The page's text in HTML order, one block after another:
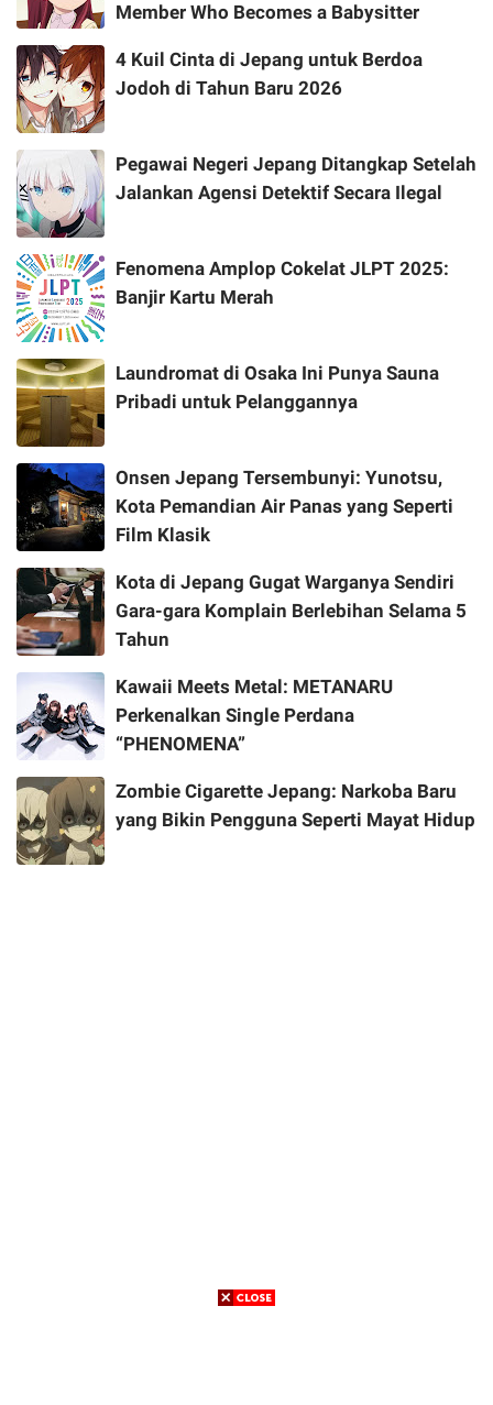
Member Who Becomes a Babysitter
4 Kuil Cinta di Jepang untuk Berdoa
Jodoh di Tahun Baru 2026
Pegawai Negeri Jepang Ditangkap Setelah
Jalankan Agensi Detektif Secara Ilegal
Fenomena Amplop Cokelat JLPT 2025:
Banjir Kartu Merah
Laundromat di Osaka Ini Punya Sauna
Pribadi untuk Pelanggannya
Onsen Jepang Tersembunyi: Yunotsu,
Kota Pemandian Air Panas yang Seperti
Film Klasik
Kota di Jepang Gugat Warganya Sendiri
Gara-gara Komplain Berlebihan Selama 5
Tahun
Kawaii Meets Metal: METANARU
Perkenalkan Single Perdana
“PHENOMENA”
Zombie Cigarette Jepang: Narkoba Baru
yang Bikin Pengguna Seperti Mayat Hidup